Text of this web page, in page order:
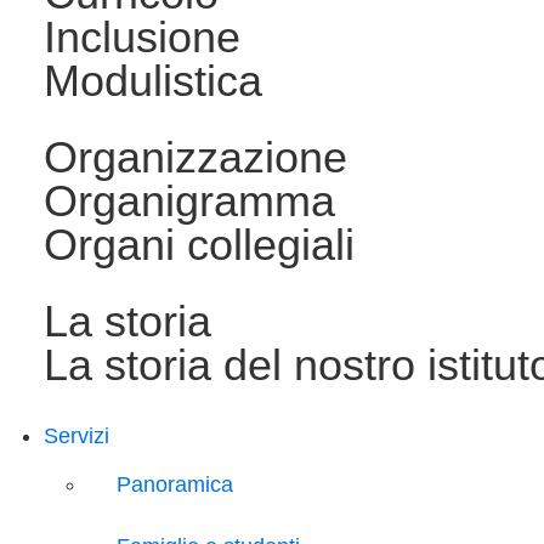
Inclusione
Modulistica
Organizzazione
Organigramma
Organi collegiali
La storia
La storia del nostro
Servizi
Panoramica